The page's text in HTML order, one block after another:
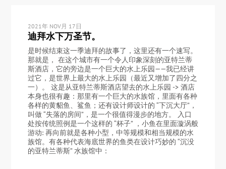
2021年 NOV月 17日
迪拜水下万圣节。
是时候结束这一季迪拜的故事了，这里还有一个速写。
那就是， 在这个城市有一个令人印象深刻的亚特兰蒂
斯酒店，它的旁边是一个巨大的水上乐园——我已经讲
过它，是世界上最大的水上乐园（最近又增加了四分之
一）。 这是从亚特兰蒂斯酒店望去的水上乐园 -> 酒店
本身也很有趣：那里有一个巨大的水族馆，里面有各种
各样的黄貂鱼、鲨鱼；还有设计师设计的 “下沉大厅”，
叫做 “失落的房间”，是一个很值得漫步的地方。 入口
处按传统照例是一个这样的 “杯子” ，小鱼在里面漩涡般
游动: 再向前就是各种小型，中等规模和相当规模的水
族馆。有各种代表海底世界的鱼类在设计巧妙的 “沉没
的亚特兰蒂斯” 水族馆中：